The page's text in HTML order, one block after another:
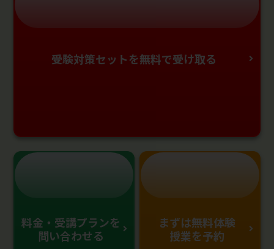
受験対策セットを無料で受け取る
料金・受講プランを
問い合わせる
まずは無料体験
授業を予約